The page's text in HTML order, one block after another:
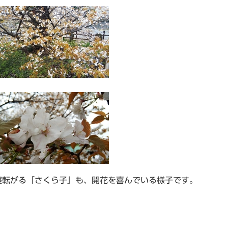
がる「さくら子」も、開花を喜んでいる様子です。